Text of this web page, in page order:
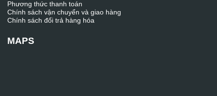
Phương thức thanh toán
Chính sách vận chuyển và giao hàng
Chính sách đổi trả hàng hóa
MAPS